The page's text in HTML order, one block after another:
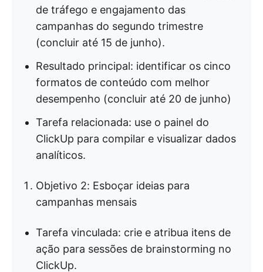
de tráfego e engajamento das
campanhas do segundo trimestre
(concluir até 15 de junho).
Resultado principal: identificar os cinco
formatos de conteúdo com melhor
desempenho (concluir até 20 de junho)
Tarefa relacionada: use o painel do
ClickUp para compilar e visualizar dados
analíticos.
Objetivo 2: Esboçar ideias para
campanhas mensais
Tarefa vinculada: crie e atribua itens de
ação para sessões de brainstorming no
ClickUp.